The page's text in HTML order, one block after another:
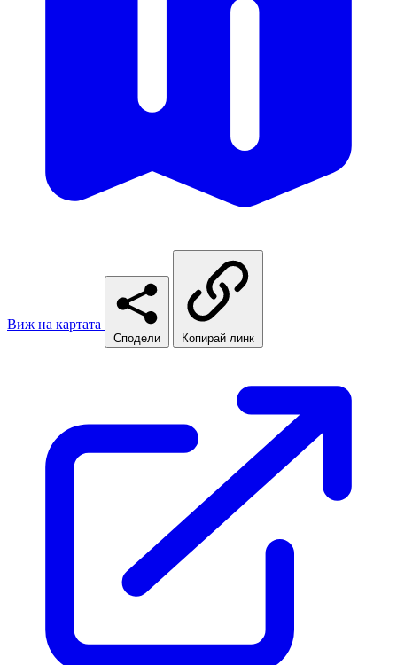
Виж на картата
Сподели Копирай линк